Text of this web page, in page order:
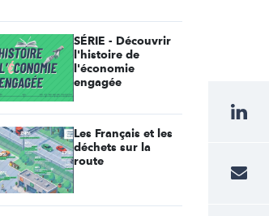
SÉRIE - Découvrir
l'histoire de
l'économie
engagée
Les Français et les
déchets sur la
route